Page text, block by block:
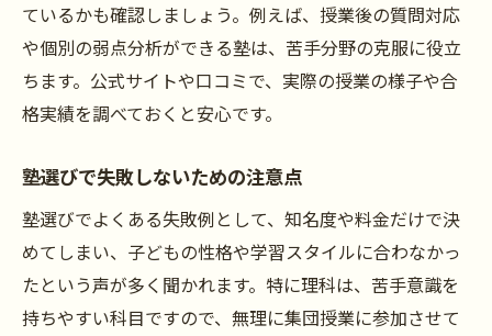
口コミから学ぶ理科塾選定のヒント
ているかも確認しましょう。例えば、授業後の質問対応
や個別の弱点分析ができる塾は、苦手分野の克服に役立
ちます。公式サイトや口コミで、実際の授業の様子や合
格実績を調べておくと安心です。
塾選びで失敗しないための注意点
塾選びでよくある失敗例として、知名度や料金だけで決
めてしまい、子どもの性格や学習スタイルに合わなかっ
たという声が多く聞かれます。特に理科は、苦手意識を
持ちやすい科目ですので、無理に集団授業に参加させて